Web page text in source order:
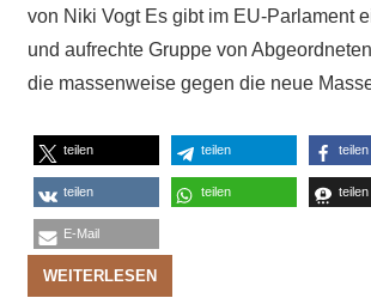
von Niki Vogt Es gibt im EU-Parlament
und aufrechte Gruppe von
die massenweise gegen die neue
teilen teilen teilen
teilen teilen teilen
E-Mail
WEITERLESEN